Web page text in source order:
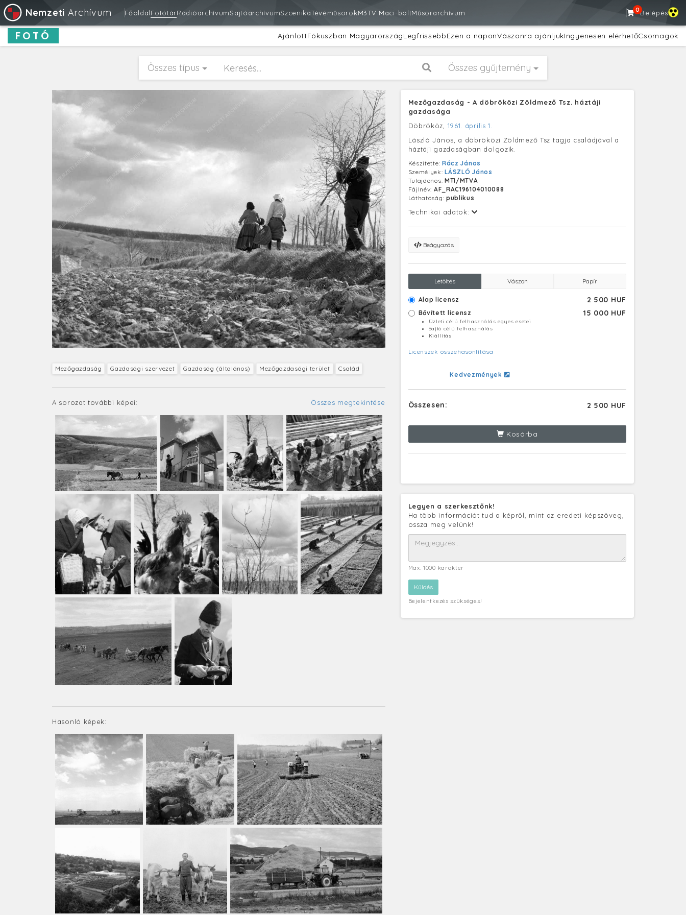
Nemzeti Archívum FőoldalFotótárRádióarchívumSajtóarchívumSzcenikaTévéműsorokM3TV Maci-boltMűsorarchívum 0Belépés
FOTÓ AjánlottFókuszban MagyarországLegfrissebbEzen a naponVászonra ajánljukIngyenesen elérhetőCsomagok
Összes típus Összes gyűjtemény
Mezőgazdaság Gazdasági szervezet Gazdaság (általános) Mezőgazdasági terület Család
A sorozat további képei: Összes megtekintése
Hasonló képek:
Mezőgazdaság - A döbröközi Zöldmező Tsz. háztáji
gazdasága
Döbrököz, 1961. április 1.
László János, a döbröközi Zöldmező Tsz tagja családjával a
háztáji gazdaságban dolgozik.
Készítette: Rácz János
Személyek:LÁSZLÓ János
Tulajdonos: MTI/MTVA
Fájlnév: AF_RAC196104010088
Láthatóság: publikus
Technikai adatok:
Beágyazás
Letöltés Vászon Papír
Alap licensz 2 500 HUF
Bővített licensz 15 000 HUF
Üzleti célú felhasználás egyes esetei
Sajtó célú felhasználás
Kiállítás
Licenszek összehasonlítása
Kedvezmények
Összesen: 2 500 HUF
Kosárba
Legyen a szerkesztőnk!
Ha több információt tud a képről, mint az eredeti képszöveg,
ossza meg velünk!
Max. 1000 karakter
Bejelentkezés szükséges!